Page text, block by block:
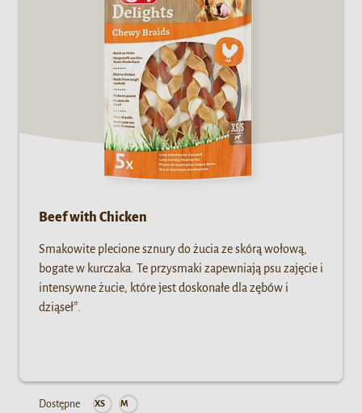
Beef with Chicken
Smakowite plecione sznury do żucia ze skórą wołową,
bogate w kurczaka. Te przysmaki zapewniają psu zajęcie i
intensywne żucie, które jest doskonałe dla zębów i
dziąseł*.
Dostępne XS M